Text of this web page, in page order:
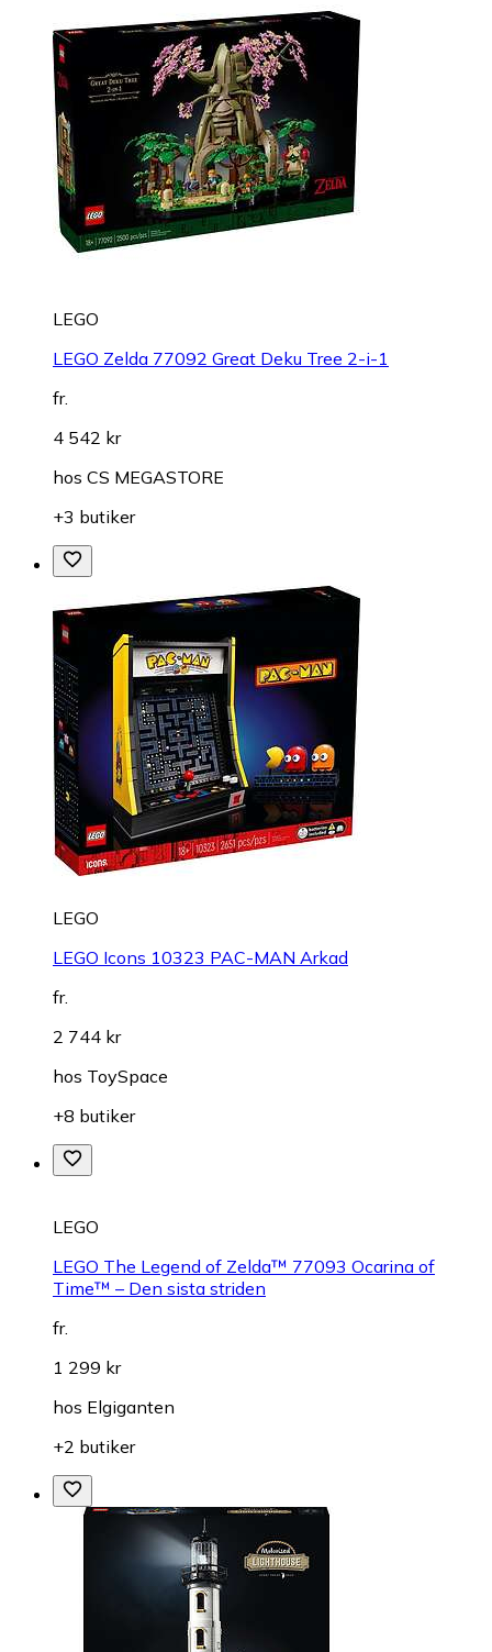
LEGO
LEGO Zelda 77092 Great Deku Tree 2-i-1
fr.
4 542 kr
hos CS MEGASTORE
+3 butiker
LEGO
LEGO Icons 10323 PAC-MAN Arkad
fr.
2 744 kr
hos ToySpace
+8 butiker
LEGO
LEGO The Legend of Zelda™ 77093 Ocarina of
Time™ – Den sista striden
fr.
1 299 kr
hos Elgiganten
+2 butiker